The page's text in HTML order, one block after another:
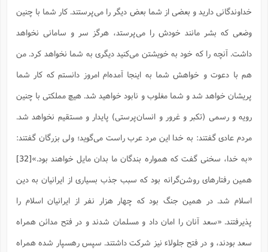
خداوندگانى دارید و بعضى از شما بعض دیگر را مى‌پرستند. کار شما با چنین
وضعى که بشر مانند خودش را مى‌پرستد، هرگز سر و سامانى نخواهد
داشت. آنچه را که خود به خویشتن مى‌کنید دیگرى به شما نخواهد کرد. من
هم با دعوت و خواهش شما به اینجا آمده‌ام امروز دانستم که کار شما
پریشان خواهد شد و شما مغلوب و نابود خواهید شد. هیچ مملکتى با چنین
رویه و رسمى (تکبر و غرور و انسان‌پرستى) پایدار و مستقیم نخواهد شد.
مردم عادى گفتند: به خدا این مرد عرب راست می‌گوید؛ ولى بزرگان گفتند:
«به خدا، سخنى گفت که همواره بندگان ما بدان مایل خواهند بود.»[32]
همین رفتارهای روشن‌گرانه بود که سبب جذب بسیاری از ایرانیان به دین
اسلام شد. در همین جنگ بود که چهار هزار نفر از ایرانیان اسلام را
پذیرفتند. «سعد آنان را امان داد و مسلمان شدند و در فتح مدائن همراه
سعد بودند، و در فتح جلولاء نیز شرکت داشتند. سپس رهسپار شده همراه